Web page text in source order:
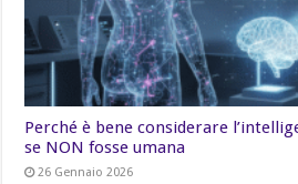
Perché è bene considerare
se NON fosse umana
26 Gennaio 2026